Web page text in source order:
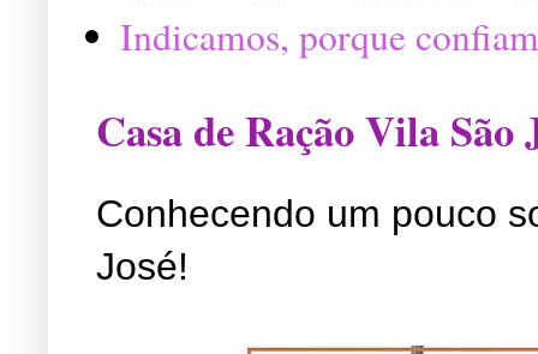
Indicamos, porque
Casa de Ração Vila São
Conhecendo um pouco
José!